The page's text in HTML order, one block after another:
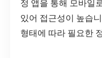
정 앱을 통해 모바일
있어 접근성이 높습
형태에 따라 필요한